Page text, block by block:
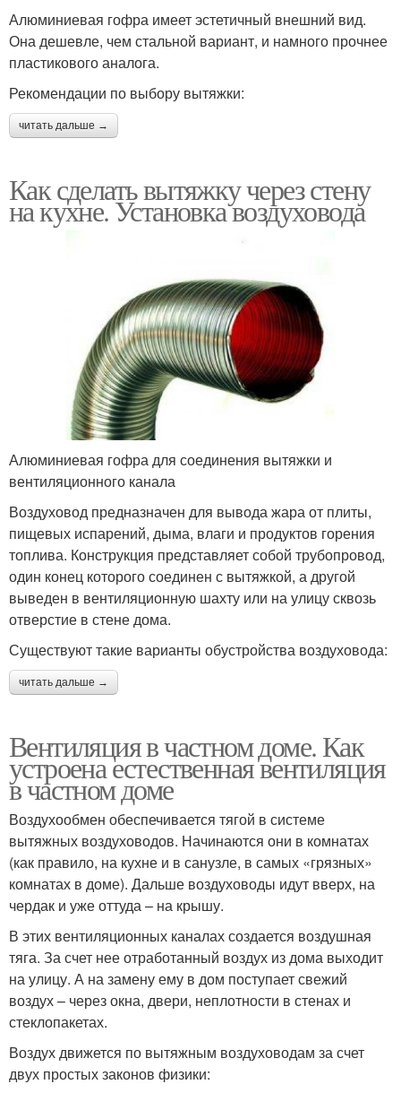
Алюминиевая гофра имеет эстетичный внешний вид.
Она дешевле, чем стальной вариант, и намного прочнее
пластикового аналога.
Рекомендации по выбору вытяжки:
читать дальше →
Как сделать вытяжку через стену
на кухне. Установка воздуховода
Алюминиевая гофра для соединения вытяжки и
вентиляционного канала
Воздуховод предназначен для вывода жара от плиты,
пищевых испарений, дыма, влаги и продуктов горения
топлива. Конструкция представляет собой трубопровод,
один конец которого соединен с вытяжкой, а другой
выведен в вентиляционную шахту или на улицу сквозь
отверстие в стене дома.
Существуют такие варианты обустройства воздуховода:
читать дальше →
Вентиляция в частном доме. Как
устроена естественная вентиляция
в частном доме
Воздухообмен обеспечивается тягой в системе
вытяжных воздуховодов. Начинаются они в комнатах
(как правило, на кухне и в санузле, в самых «грязных»
комнатах в доме). Дальше воздуховоды идут вверх, на
чердак и уже оттуда – на крышу.
В этих вентиляционных каналах создается воздушная
тяга. За счет нее отработанный воздух из дома выходит
на улицу. А на замену ему в дом поступает свежий
воздух – через окна, двери, неплотности в стенах и
стеклопакетах.
Воздух движется по вытяжным воздуховодам за счет
двух простых законов физики: